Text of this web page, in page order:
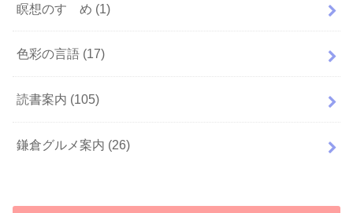
瞑想のすゝめ (1)
色彩の言語 (17)
読書案内 (105)
鎌倉グルメ案内 (26)